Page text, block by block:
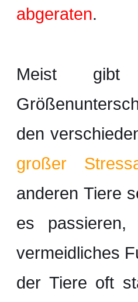
abgeraten.
Meist
den
großer
anderen Tiere
es
vermeidliches
der Tiere oft